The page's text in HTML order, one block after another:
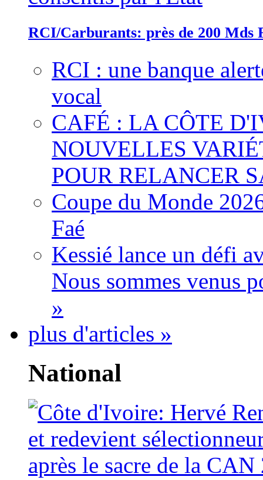
RCI/Carburants: près de 200 Mds
RCI : une banque
vocal
CAFÉ : LA CÔTE
NOUVELLES
POUR RELANCER
Coupe du Monde
Faé
Kessié lance un défi
Nous sommes venus
»
plus d'articles »
National